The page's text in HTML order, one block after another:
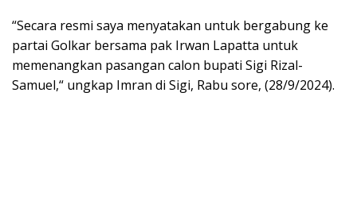
“Secara resmi saya menyatakan untuk bergabung ke
partai Golkar bersama pak Irwan Lapatta untuk
memenangkan pasangan calon bupati Sigi Rizal-
Samuel,“ ungkap Imran di Sigi, Rabu sore, (28/9/2024).